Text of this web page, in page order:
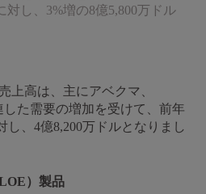
対し、3%増の8億5,800万ドル
上高は、主にアベクマ、
した需要の増加を受けて、前年
し、4億8,200万ドルとなりまし
）製品